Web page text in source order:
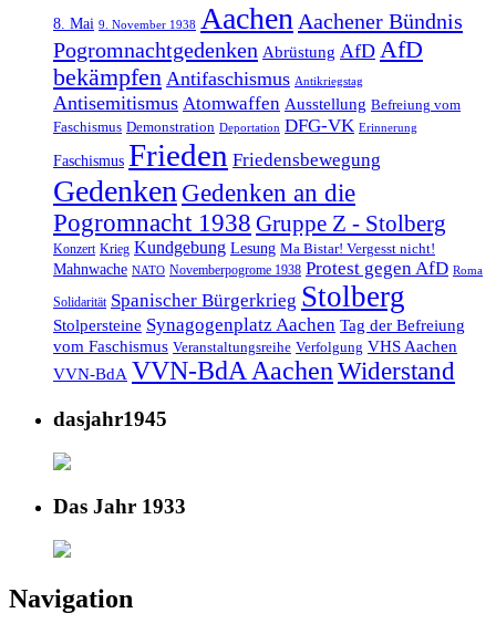
8. Mai 9. November 1938 Aachen Aachener Bündnis
Pogromnachtgedenken Abrüstung AfD AfD
bekämpfen Antifaschismus Antikriegstag
Antisemitismus Atomwaffen Ausstellung Befreiung vom
Faschismus Demonstration Deportation DFG-VK Erinnerung
Faschismus Frieden Friedensbewegung
Gedenken Gedenken an die
Pogromnacht 1938 Gruppe Z - Stolberg
Konzert Krieg Kundgebung Lesung Ma Bistar! Vergesst nicht!
Mahnwache NATO Novemberpogrome 1938 Protest gegen AfD Roma
Solidarität Spanischer Bürgerkrieg Stolberg
Stolpersteine Synagogenplatz Aachen Tag der Befreiung
vom Faschismus Veranstaltungsreihe Verfolgung VHS Aachen
VVN-BdA VVN-BdA AachenWiderstand
dasjahr1945
Das Jahr 1933
Navigation